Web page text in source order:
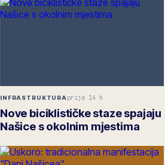
INFRASTRUKTURA prije 14 h
Nove biciklističke staze spajaju
Našice s okolnim mjestima